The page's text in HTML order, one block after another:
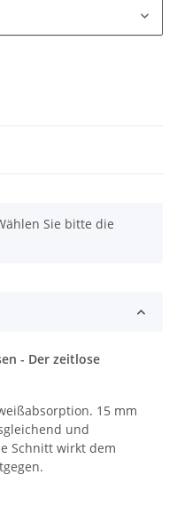
Sie bitte die
- Der zeitlose
15 mm
und
Schnitt wirkt dem